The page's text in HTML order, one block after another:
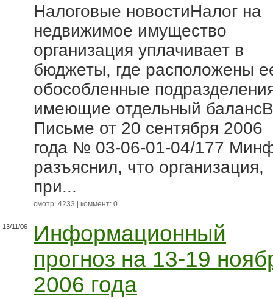
Налоговые новостиНалог на
недвижимое имущество
организация уплачивает в
бюджеты, где расположены
обособленные
имеющие отдельный балансВ
Письме от 20 сентября 2006
года № 03-06-01-04/177
разъяснил, что организация,
при...
смотр: 4233 | коммент: 0
13/11/06
Информационный
прогноз на 13-19
2006 года